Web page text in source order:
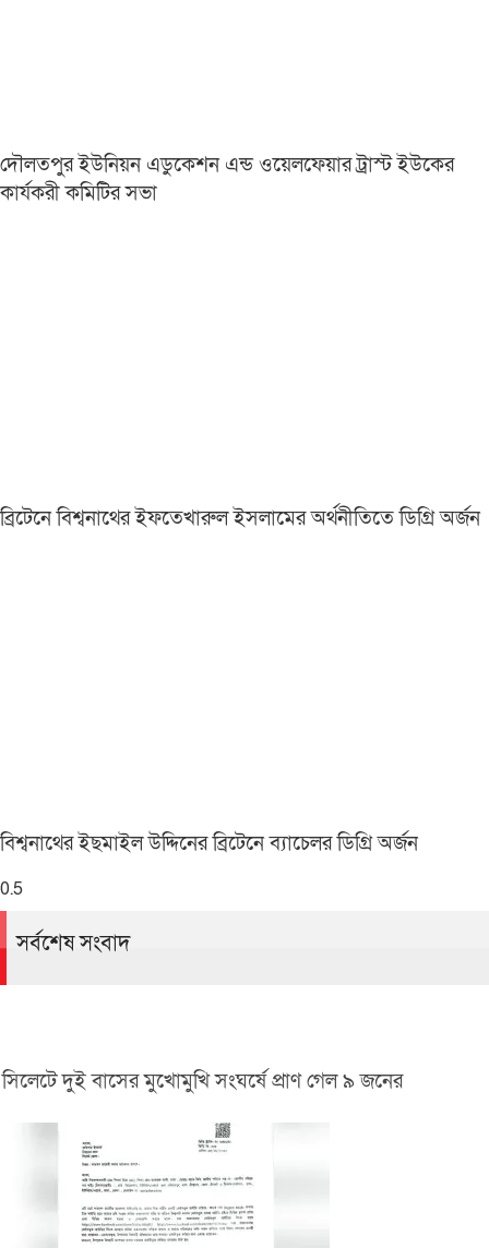
দৌলতপুর ইউনিয়ন এডুকেশন এন্ড ওয়েলফেয়ার ট্রাস্ট ইউকের
কার্যকরী কমিটির সভা
ব্রিটেনে বিশ্বনাথের ইফতেখারুল ইসলামের অর্থনীতিতে ডিগ্রি অর্জন
বিশ্বনাথের ইছমাইল উদ্দিনের ব্রিটেনে ব্যাচেলর ডিগ্রি অর্জন
সর্বশেষ সংবাদ
সিলেটে দুই বাসের মুখোমুখি সংঘর্ষে প্রাণ গেল ৯ জনের